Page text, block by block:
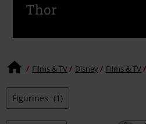
Thor
Films & TV Disney Films & TV
Figurines (1)